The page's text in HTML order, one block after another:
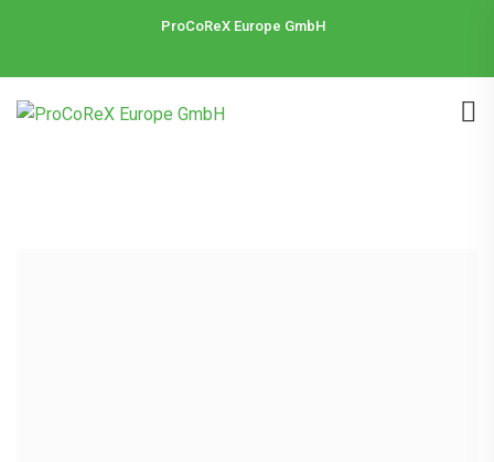
ProCoReX Europe GmbH